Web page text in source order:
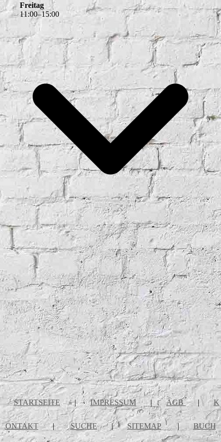
Freitag
11:00–15:00
STARTSEITE | IMPRESSUM | AGB | K
ONTAKT | SUCHE | SITEMAP | BUCH